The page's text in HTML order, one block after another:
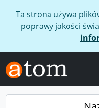
Ta strona używa
poprawy jakości